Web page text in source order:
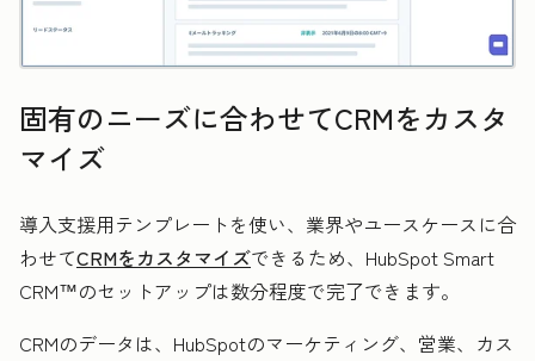
固有のニーズに合わせてCRMをカスタ
マイズ
導入支援用テンプレートを使い、業界やユースケースに合
わせてCRMをカスタマイズできるため、HubSpot Smart
CRM™のセットアップは数分程度で完了できます。
CRMのデータは、HubSpotのマーケティング、営業、カス